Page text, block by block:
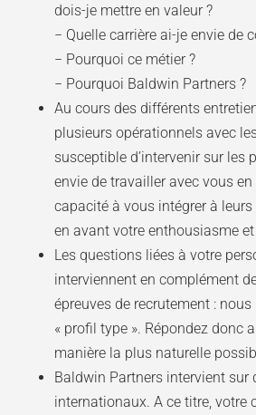
dois-je mettre en valeur ?
− Quelle carrière ai-je envie de
− Pourquoi ce métier ?
− Pourquoi Baldwin Partners ?
Au cours des différents
plusieurs opérationnels avec
susceptible d’intervenir sur les
envie de travailler avec vous
capacité à vous intégrer à
en avant votre enthousiasme
Les questions liées à votre
interviennent en complément
épreuves de recrutement :
« profil type ». Répondez donc
manière la plus naturelle
Baldwin Partners intervient sur
internationaux. A ce titre, votre